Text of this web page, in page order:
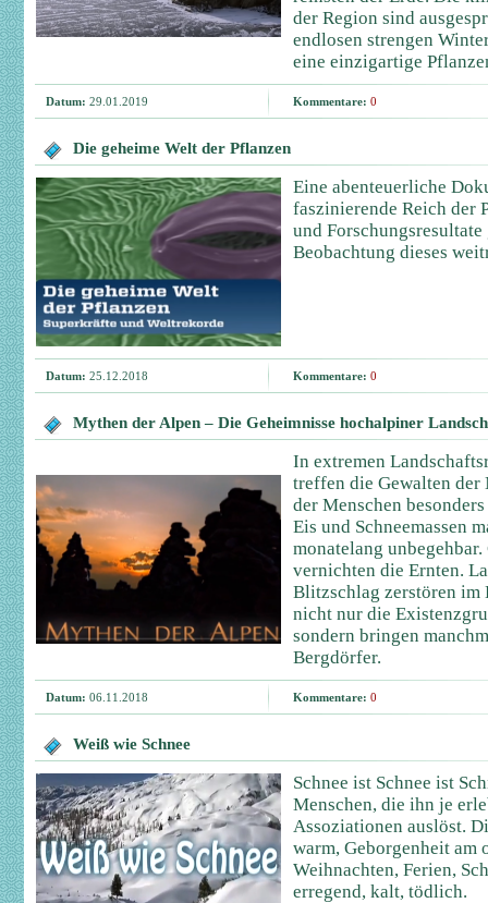
der Region sind
endlosen strengen
eine einzigartige
Datum: 29.01.2019 Kommentare: 0
Die geheime Welt der Pflanzen
Eine abenteuerliche
faszinierende Reich der
und
Beobachtung dieses
Datum: 25.12.2018 Kommentare: 0
Mythen der Alpen – Die Geheimnisse hochalpiner
In extremen
treffen die Gewalten der
der Menschen
Eis und Schneemassen
monatelang
vernichten die Ernten.
Blitzschlag zerstören im
nicht nur die
sondern bringen
Bergdörfer.
Datum: 06.11.2018 Kommentare: 0
Weiß wie Schnee
Schnee ist Schnee ist
Menschen, die ihn je
Assoziationen auslöst.
warm, Geborgenheit am
Weihnachten, Ferien,
erregend, kalt, tödlich.